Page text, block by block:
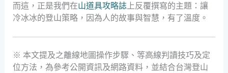
而這，正是我們在山道具攻略誌上反覆撰寫的主題：讓
冷冰冰的登山策略，因為人的故事與智慧，有了溫度。
※ 本文提及之離線地圖操作步驟、等高線判讀技巧及定
位方法，為參考公開資訊及網路資料，並結合台灣登山